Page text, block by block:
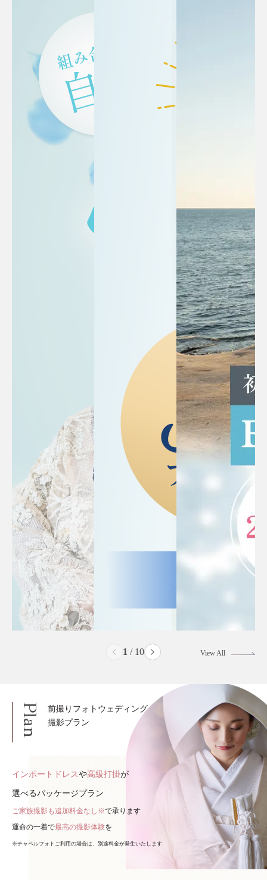
2 / 10 View All
Plan
前撮りフォトウェディング
撮影プラン
インポートドレスや高級打掛が
選べるパッケージプラン
ご家族撮影も追加料金なし※で承ります
運命の一着で最高の撮影体験を
※チャペルフォトご利用の場合は、別途料金が発生いたします